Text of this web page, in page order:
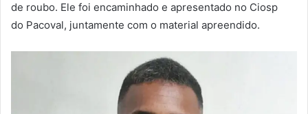
de roubo. Ele foi encaminhado e apresentado no Ciosp
do Pacoval, juntamente com o material apreendido.